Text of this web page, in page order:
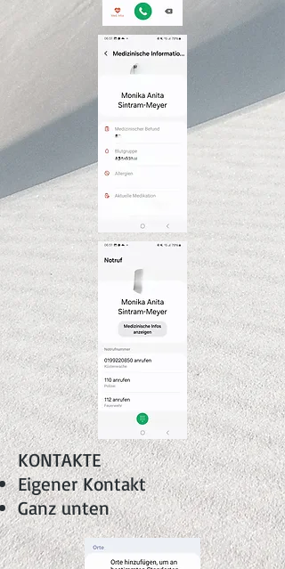
KONTAKTE
Eigener Kontakt
Ganz unten